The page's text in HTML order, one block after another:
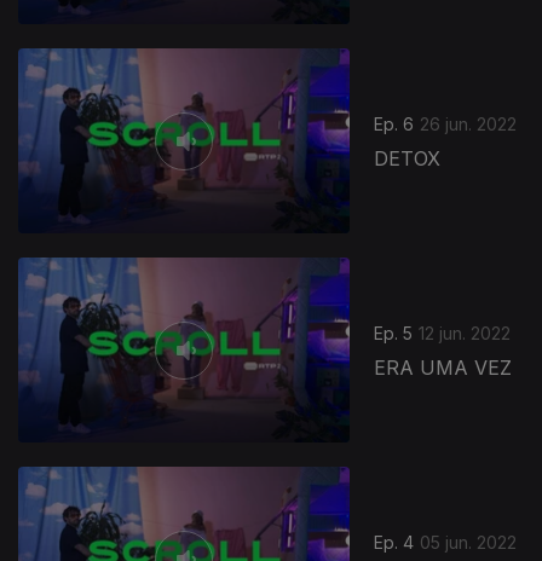
Ep. 6 26 jun. 2022
DETOX
Ep. 5 12 jun. 2022
ERA UMA VEZ
Ep. 4 05 jun. 2022